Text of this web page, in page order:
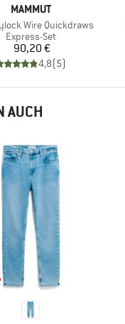
MARKE
MAMMUT
Wire Quickdraws
Produktgruppe
Express-Set
Preis
90,20 €
4,8(5)
AUCH